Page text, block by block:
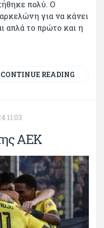
πολύ. Ο
για να κάνει
απλά το πρώτο και η
CONTINUE READING
11:03
ΑΕΚ